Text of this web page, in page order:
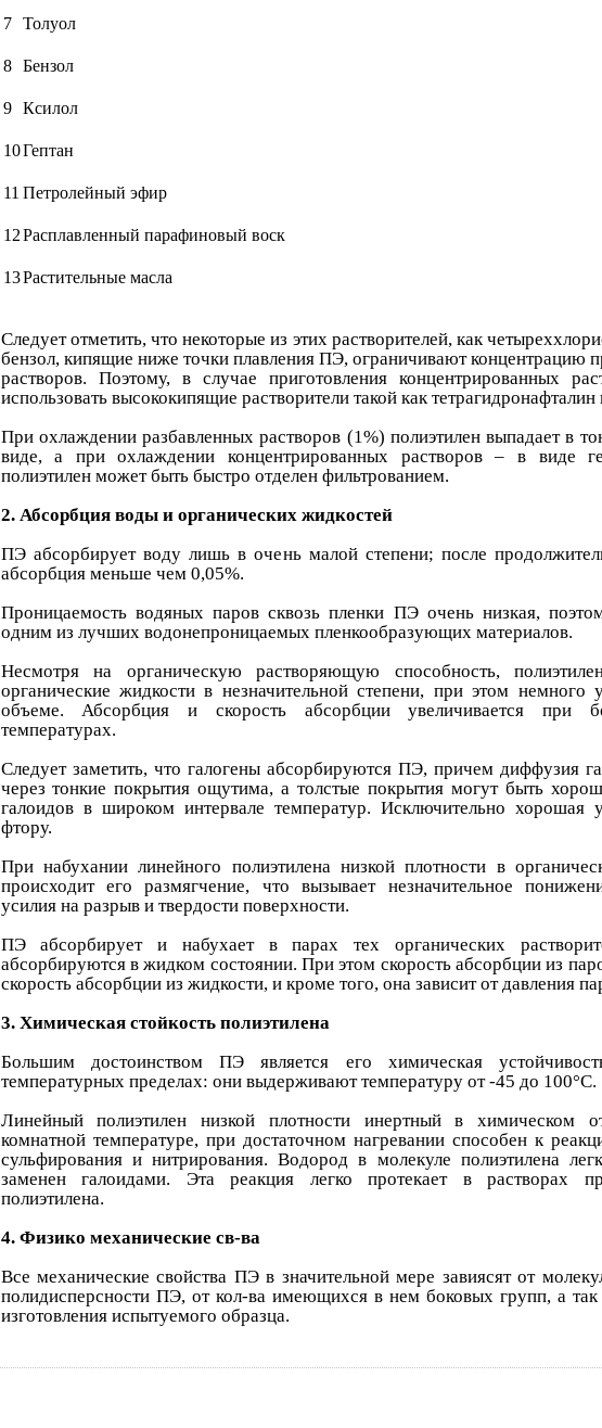
7 Толуол
8 Бензол
9 Ксилол
10Гептан
11 Петролейный эфир
12Расплавленный парафиновый воск
13Растительные масла
Следует отметить, что некоторые из этих растворителей, как
бензол, кипящие ниже точки плавления ПЭ, ограничивают концентрацию
растворов. Поэтому, в случае приготовления концентрированных
использовать высококипящие растворители такой как тетрагидронафталин
При охлаждении разбавленных растворов (1%) полиэтилен выпадает в
виде, а при охлаждении концентрированных растворов – в виде
полиэтилен может быть быстро отделен фильтрованием.
2. Абсорбция воды и органических жидкостей
ПЭ абсорбирует воду лишь в очень малой степени; после
абсорбция меньше чем 0,05%.
Проницаемость водяных паров сквозь пленки ПЭ очень низкая,
одним из лучших водонепроницаемых пленкообразующих материалов.
Несмотря на органическую растворяющую способность,
органические жидкости в незначительной степени, при этом немного
объеме. Абсорбция и скорость абсорбции увеличивается при
температурах.
Следует заметить, что галогены абсорбируются ПЭ, причем диффузия
через тонкие покрытия ощутима, а толстые покрытия могут быть
галоидов в широком интервале температур. Исключительно хорошая
фтору.
При набухании линейного полиэтилена низкой плотности в
происходит его размягчение, что вызывает незначительное
усилия на разрыв и твердости поверхности.
ПЭ абсорбирует и набухает в парах тех органических
абсорбируются в жидком состоянии. При этом скорость абсорбции из
скорость абсорбции из жидкости, и кроме того, она зависит от давления
3. Химическая стойкость полиэтилена
Большим достоинством ПЭ является его химическая
температурных пределах: они выдерживают температуру от -45 до 100°С.
Линейный полиэтилен низкой плотности инертный в химическом
комнатной температуре, при достаточном нагревании способен к
сульфирования и нитрирования. Водород в молекуле полиэтилена
заменен галоидами. Эта реакция легко протекает в растворах
полиэтилена.
4. Физико механические св-ва
Все механические свойства ПЭ в значительной мере завиясят от
полидисперсности ПЭ, от кол-ва имеющихся в нем боковых групп, а
изготовления испытуемого образца.